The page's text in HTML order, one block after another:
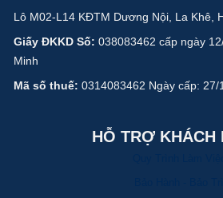
Lô M02-L14 KĐTM Dương Nội, La Khê,
Giấy ĐKKD Số: 038083462 cấp ngày
Minh
Mã số thuế: 0314083462 Ngày cấp: 27/
HỖ TRỢ KHÁCH